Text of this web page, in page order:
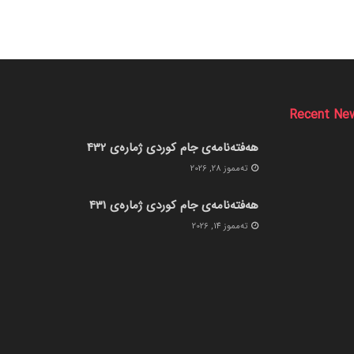
Recent
هەفتەنامەی جام کوردی ژمارەی 432
ته‌مموز 28, 2026
هەفتەنامەی جام کوردی ژمارەی 431
ته‌مموز 14, 2026